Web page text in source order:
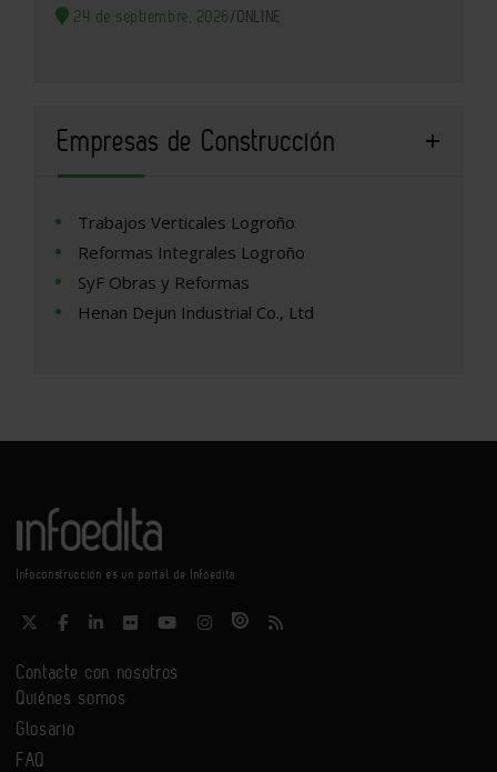
24 de septiembre, 2026/ONLINE
Empresas de Construcción
Trabajos Verticales Logroño
Reformas Integrales Logroño
SyF Obras y Reformas
Henan Dejun Industrial Co., Ltd
Infoconstrucción es un portal de Infoedita
Contacte con nosotros
Quiénes somos
Glosario
FAQ